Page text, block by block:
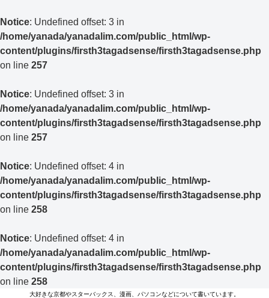
Notice: Undefined offset: 3 in
/home/yanada/yanadalim.com/public_html/wp-
content/plugins/firsth3tagadsense/firsth3tagadsense.php
on line 257
Notice: Undefined offset: 3 in
/home/yanada/yanadalim.com/public_html/wp-
content/plugins/firsth3tagadsense/firsth3tagadsense.php
on line 257
Notice: Undefined offset: 4 in
/home/yanada/yanadalim.com/public_html/wp-
content/plugins/firsth3tagadsense/firsth3tagadsense.php
on line 258
Notice: Undefined offset: 4 in
/home/yanada/yanadalim.com/public_html/wp-
content/plugins/firsth3tagadsense/firsth3tagadsense.php
on line 258
大好きな京都やスターバックス、漫画、パソコンなどについて書いています。